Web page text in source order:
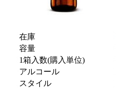
在庫
容量
1箱入数(購入単位)
アルコール
スタイル